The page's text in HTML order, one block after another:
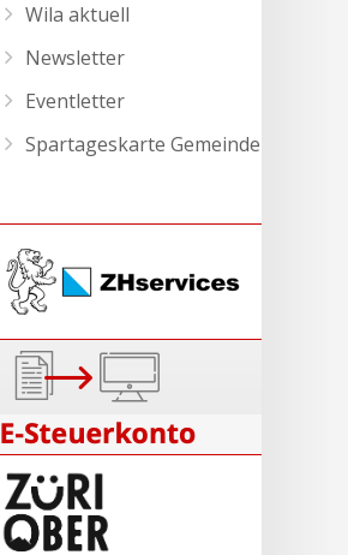
Wila aktuell
Newsletter
Eventletter
Spartageskarte Gemeinde